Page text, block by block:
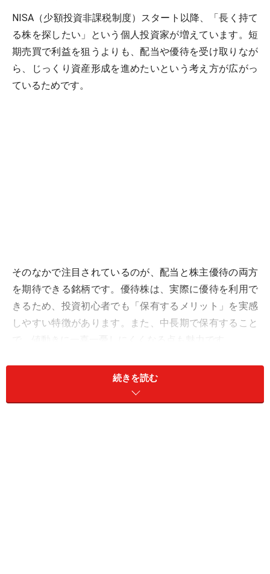
NISA（少額投資非課税制度）スタート以降、「長く持て
る株を探したい」という個人投資家が増えています。短
期売買で利益を狙うよりも、配当や優待を受け取りなが
ら、じっくり資産形成を進めたいという考え方が広がっ
ているためです。
そのなかで注目されているのが、配当と株主優待の両方
を期待できる銘柄です。優待株は、実際に優待を利用で
きるため、投資初心者でも「保有するメリット」を実感
しやすい特徴があります。また、中長期で保有すること
特に、安定した事業基盤を持つ企業は、NISAとの相性が
よいと考える投資家も少なくありません。生活関連サー
ビスや安定需要型ビジネスは、景気変動の影響を比較的
続きを読む